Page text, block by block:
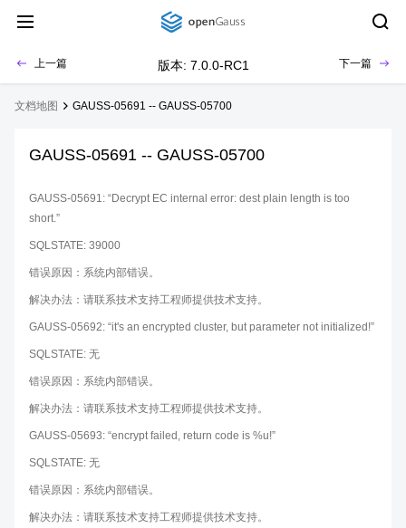
上一篇 版本: 7.0.0-RC1 下一篇
文档地图 GAUSS-05691 -- GAUSS-05700
GAUSS-05691 -- GAUSS-05700
GAUSS-05691: “Decrypt EC internal error: dest plain length is too
short.”
SQLSTATE: 39000
错误原因：系统内部错误。
解决办法：请联系技术支持工程师提供技术支持。
GAUSS-05692: “it's an encrypted cluster, but parameter not initialized!”
SQLSTATE: 无
错误原因：系统内部错误。
解决办法：请联系技术支持工程师提供技术支持。
GAUSS-05693: “encrypt failed, return code is %u!”
SQLSTATE: 无
错误原因：系统内部错误。
解决办法：请联系技术支持工程师提供技术支持。